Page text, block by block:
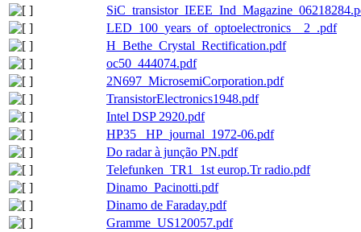
LED_100_years_of_optoelectronics__2_.pdf
H_Bethe_Crystal_Rectification.pdf
oc50_444074.pdf
2N697_MicrosemiCorporation.pdf
TransistorElectronics1948.pdf
Intel DSP 2920.pdf
HP35_ HP_journal_1972-06.pdf
Do radar à junção PN.pdf
Telefunken_TR1_1st europ.Tr radio.pdf
Dinamo_Pacinotti.pdf
Dinamo de Faraday.pdf
Gramme_US120057.pdf